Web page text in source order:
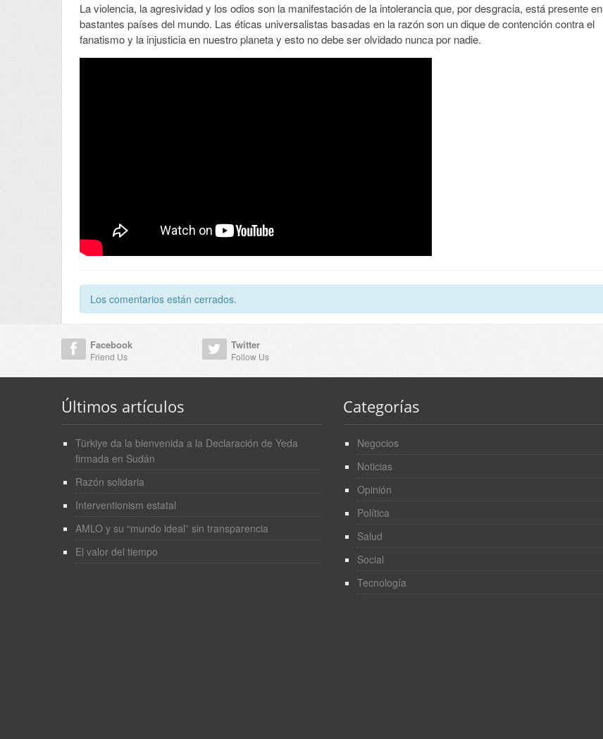
La violencia, la agresividad y los odios son la manifestación de la intolerancia que, por desgracia, está presente en
bastantes países del mundo. Las éticas universalistas basadas en la razón son un dique de contención contra el
fanatismo y la injusticia en nuestro planeta y esto no debe ser olvidado nunca por nadie.
Los comentarios están cerrados.
Facebook
Friend Us
Twitter
Follow Us
Últimos artículos
Türkiye da la bienvenida a la Declaración de Yeda
firmada en Sudán
Razón solidaria
Interventionism estatal
AMLO y su “mundo ideal” sin transparencia
El valor del tiempo
Categorías
Negocios
Noticias
Opinión
Política
Salud
Social
Tecnología